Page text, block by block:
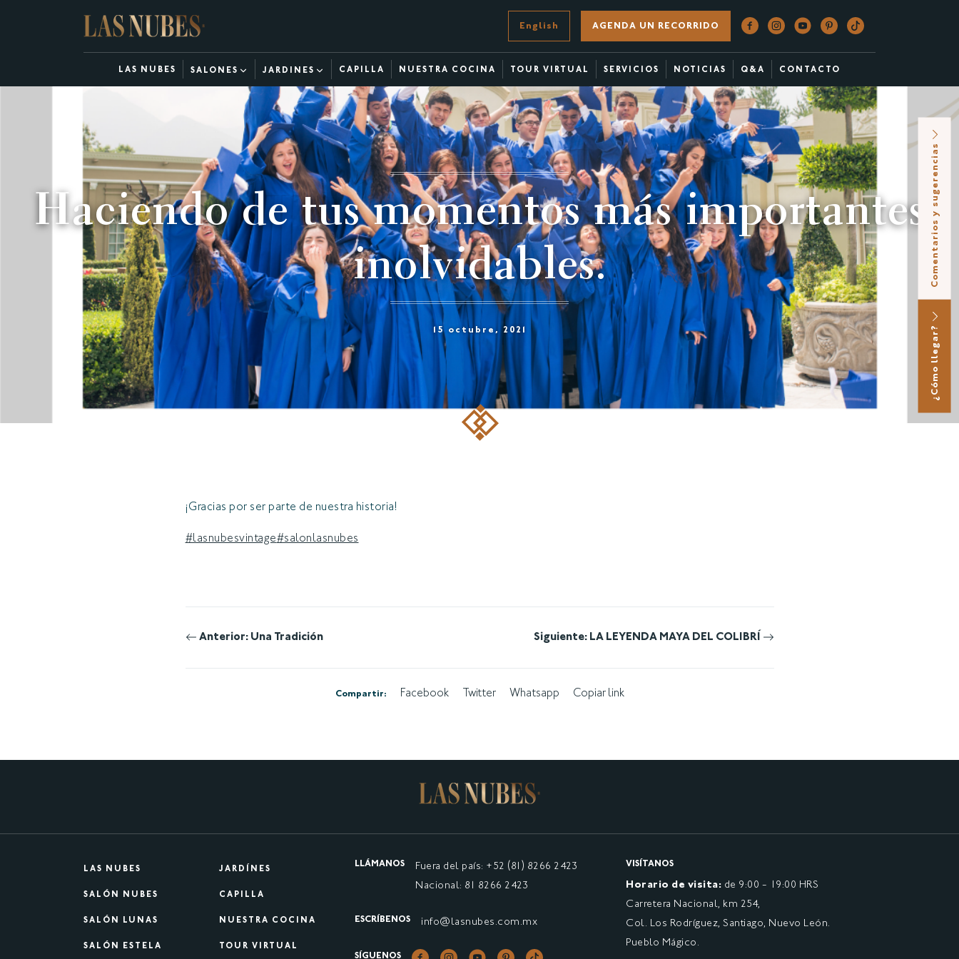
English AGENDA UN RECORRIDO
LAS NUBES SALONES JARDINES CAPILLA NUESTRA COCINA TOUR VIRTUAL SERVICIOS NOTICIAS Q&A CONTACTO
¿Cómo llegar?
Comentarios y sugerencias
Haciendo de tus momentos más importantes
inolvidables.
15 octubre, 2021
¡Gracias por ser parte de nuestra historia!
#lasnubesvintage#salonlasnubes
Navegación
de
Anterior: Una Tradición Siguiente: LA LEYENDA MAYA DEL COLIBRÍ
Compartir: Facebook Twitter Whatsapp Copiar link
LAS NUBES
SALÓN NUBES
SALÓN LUNAS
SALÓN ESTELA
JARDÍNES
CAPILLA
NUESTRA COCINA
TOUR VIRTUAL
LLÁMANOS Fuera del país: +52 (81) 8266 2423
Nacional: 81 8266 2423
ESCRÍBENOS info@lasnubes.com.mx
SÍGUENOS
VISÍTANOS
Horario de visita: de 9:00 - 19:00 HRS
Carretera Nacional, km 254,
Col. Los Rodríguez, Santiago, Nuevo León.
Pueblo Mágico.